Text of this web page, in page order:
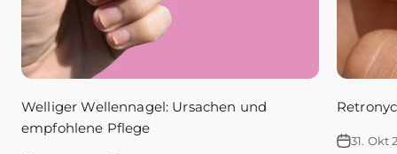
Welliger Wellennagel: Ursachen und
empfohlene Pflege
31. Okt